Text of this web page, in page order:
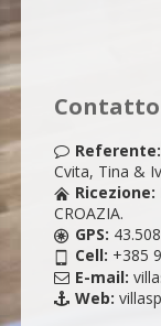
Contatto
Referente:
Cvita, Tina &
Ricezione:
CROAZIA.
GPS:
Cell: +385
E-mail:
Web: